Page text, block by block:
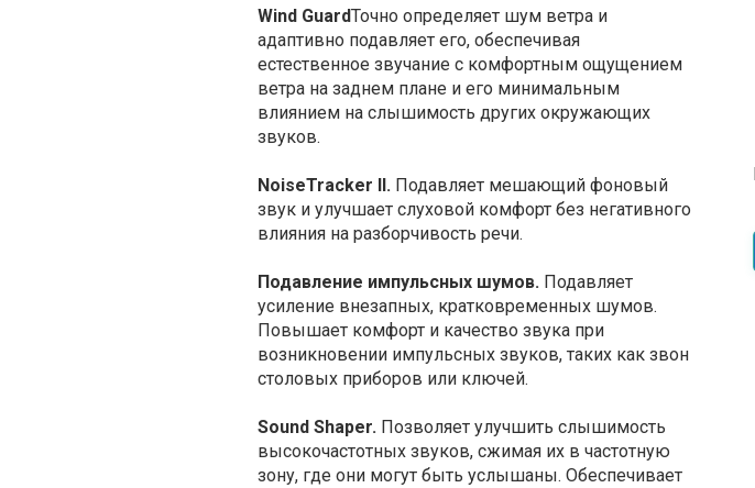
Wind GuardТочно определяет шум ветра и
адаптивно подавляет его, обеспечивая
естественное звучание с комфортным ощущением
ветра на заднем плане и его минимальным
влиянием на слышимость других окружающих
звуков.
NoiseTracker II. Подавляет мешающий фоновый
звук и улучшает слуховой комфорт без негативного
влияния на разборчивость речи.
Подавление импульсных шумов. Подавляет
усиление внезапных, кратковременных шумов.
Повышает комфорт и качество звука при
возникновении импульсных звуков, таких как звон
столовых приборов или ключей.
Sound Shaper. Позволяет улучшить слышимость
высокочастотных звуков, сжимая их в частотную
зону, где они могут быть услышаны. Обеспечивает